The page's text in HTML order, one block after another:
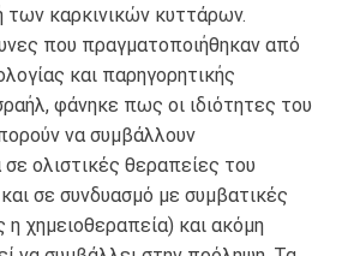
καρκινικών κυττάρων.
που πραγματοποιήθηκαν από
και παρηγορητικής
φάνηκε πως οι ιδιότητες του
να συμβάλλουν
ολιστικές θεραπείες του
σε συνδυασμό με συμβατικές
χημειοθεραπεία) και ακόμη